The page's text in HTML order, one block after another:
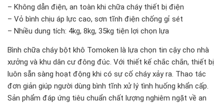
– Không dẫn điện, an toàn khi chữa cháy thiết bị điện
– Vỏ bình chịu áp lực cao, sơn tĩnh điện chống gỉ sét
– Nhiều dung tích: 4kg, 8kg, 35kg tiện lợi chọn lựa
Bình chữa cháy bột khô Tomoken là lựa chọn tin cậy cho nhà
xưởng và khu dân cư đông đúc. Với thiết kế chắc chắn, thiết bị
luôn sẵn sàng hoạt động khi có sự cố cháy xảy ra. Thao tác
đơn giản giúp người dùng bình tĩnh xử lý tình huống khẩn cấp.
Sản phẩm đáp ứng tiêu chuẩn chất lượng nghiêm ngặt về an